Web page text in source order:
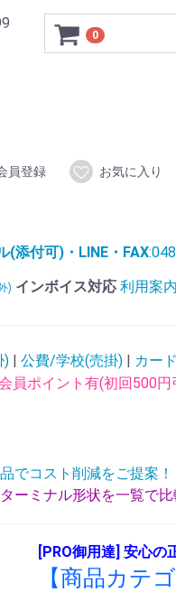
0
員登録 お気に入り
(添付可)・LINE・FAX
) インボイス対応 利用案内
) | 公費/学校(売掛) | カー
員ポイント有(初回500円
でコスト削減をご提案！
ーミナル形状を一覧で
[PRO御用達] 安心の
【商品カテゴ